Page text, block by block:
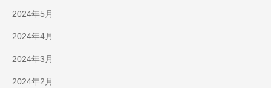
2024年5月
2024年4月
2024年3月
2024年2月